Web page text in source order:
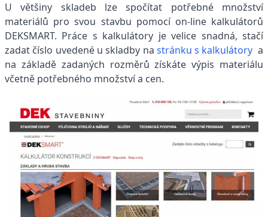
U většiny skladeb lze spočítat potřebné množství
materiálů pro svou stavbu pomocí on-line kalkulátorů
DEKSMART. Práce s kalkulátory je velice snadná, stačí
zadat číslo uvedené u skladby na stránku s kalkulátory a
na základě zadaných rozměrů získáte výpis materiálu
včetně potřebného množství a cen.